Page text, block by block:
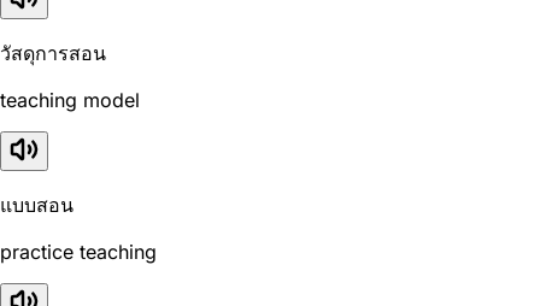
วัสดุการสอน
teaching model
แบบสอน
practice teaching